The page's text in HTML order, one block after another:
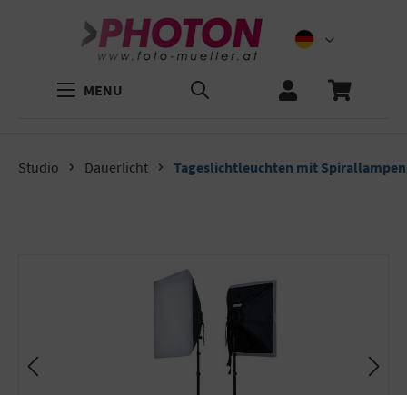
MENU
Studio Dauerlicht Tageslichtleuchten mit Spirallampen